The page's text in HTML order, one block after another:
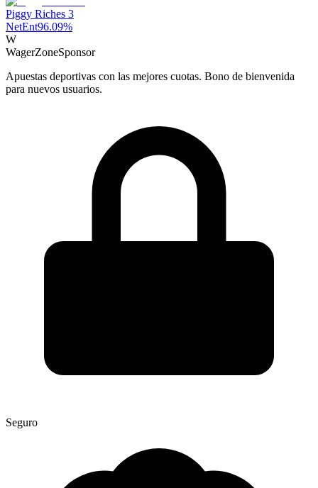
Piggy Riches 3
NetEnt96.09%
W
WagerZoneSponsor
Apuestas deportivas con las mejores cuotas. Bono de bienvenida
para nuevos usuarios.
Seguro